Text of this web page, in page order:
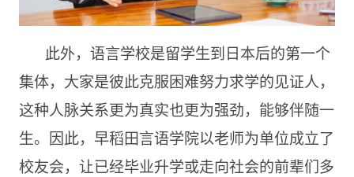
此外，语言学校是留学生到日本后的第一个
集体，大家是彼此克服困难努力求学的见证人，
这种人脉关系更为真实也更为强劲，能够伴随一
生。因此，早稻田言语学院以老师为单位成立了
校友会，让已经毕业升学或走向社会的前辈们多